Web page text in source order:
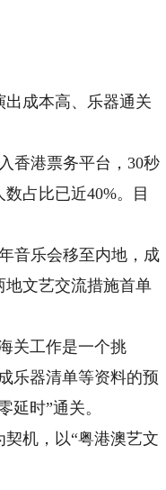
成本高、乐器通关
香港票务平台，30秒
占比已近40%。目
音乐会移至内地，成
地文艺交流措施首单
关工作是一个挑
乐器清单等资料的预
时”通关。
机，以“粤港澳艺文